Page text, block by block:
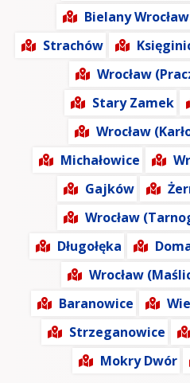
Bielany
Strachów
Wrocław
Stary Zamek
Wrocław
Michałowice
Gajków
Wrocław
Długołęka
Wrocław
Baranowice
Strzeganowice
Mokry Dwór